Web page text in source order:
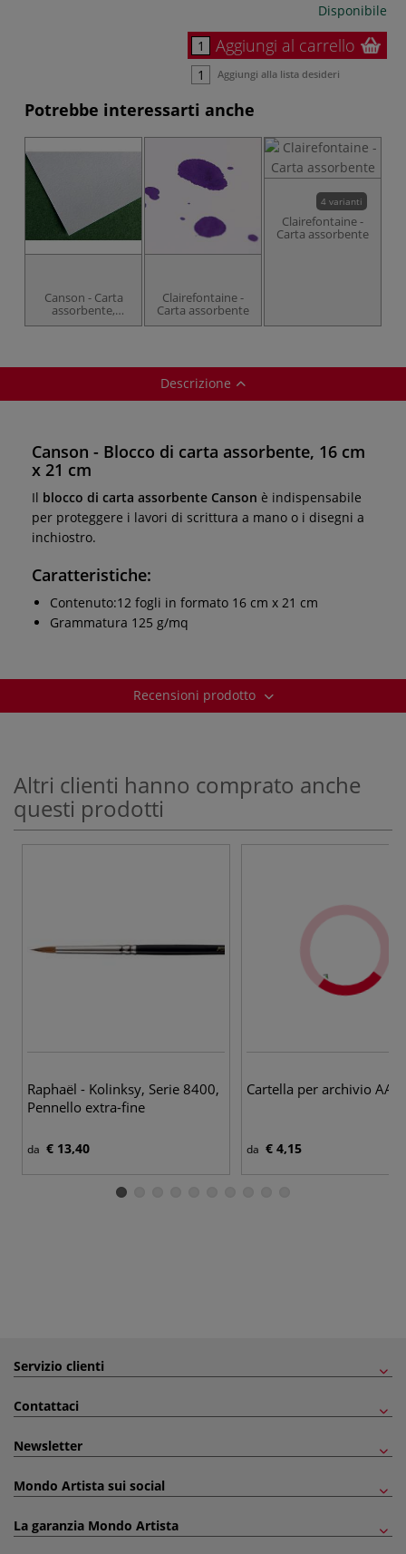
Disponibile
Aggiungi al carrello
Aggiungi alla lista desideri
Potrebbe interessarti anche
Canson - Carta
assorbente,
bianca
Clairefontaine -
Carta assorbente
4 varianti
Clairefontaine -
Carta assorbente
Descrizione
Canson - Blocco di carta assorbente, 16 cm
x 21 cm
Il blocco di carta assorbente Canson è indispensabile
per proteggere i lavori di scrittura a mano o i disegni a
inchiostro.
Caratteristiche:
Contenuto:12 fogli in formato 16 cm x 21 cm
Grammatura 125 g/mq
Recensioni prodotto
Altri clienti hanno comprato anche
questi prodotti
Raphaël - Kolinksy, Serie 8400,
Pennello extra-fine
da € 13,40
Cartella per archivio AAC
da € 4,15
Servizio clienti
Contattaci
Newsletter
Mondo Artista sui social
La garanzia Mondo Artista